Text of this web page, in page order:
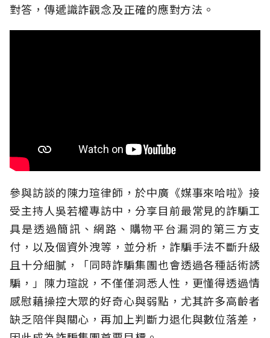
對答，傳遞識詐觀念及正確的應對方法。
參與訪談的陳力瑄律師，於中廣《媒事來哈啦》接
受主持人吳若權專訪中，分享目前最常見的詐騙工
具是透過簡訊、網路、購物平台漏洞的第三方支
付，以及個資外洩等，並分析，詐騙手法不斷升級
且十分細膩，「同時詐騙集團也會透過各種話術誘
騙，」陳力瑄說，不僅僅洞悉人性，更懂得透過情
感慰藉操控大眾的好奇心與弱點，尤其許多高齡者
缺乏陪伴與關心，再加上判斷力退化與數位落差，